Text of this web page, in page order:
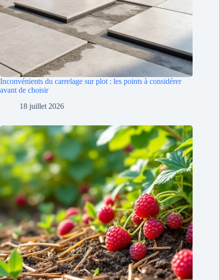
Inconvénients du carrelage sur plot : les points à considérer
avant de choisir
18 juillet 2026